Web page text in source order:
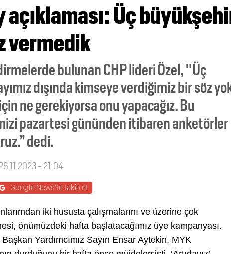
açıklaması: Üç
vermedik
bulunan CHP lideri Özel, "Üç
dışında kimseye verdiğimiz bir söz
ne gerekiyorsa onu yapacağız. Bu
pazartesi gününden itibaren anketörler
dedi.
- 21:04
Google News'te takip et
iki hususta çalışmalarını ve üzerine çok
önümüzdeki hafta başlatacağımız üye kampanyası.
Yardımcımız Sayın Ensar Aytekin, MYK